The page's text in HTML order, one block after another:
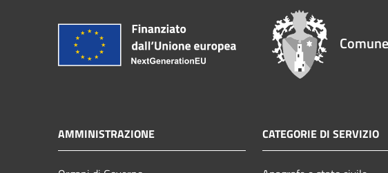
AMMINISTRAZIONE CATEGORIE DI SERVIZIO